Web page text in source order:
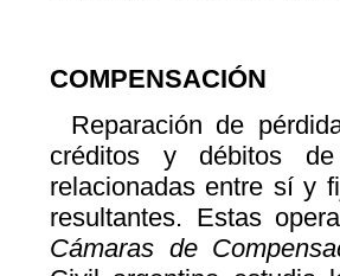
COMPENSACIÓN
Reparación de
créditos y débitos
relacionadas entre sí y
resultantes. Estas
Cámaras de